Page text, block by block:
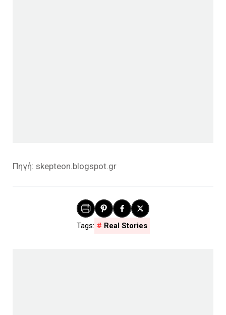
Πηγή: skepteon.blogspot.gr
Real Stories